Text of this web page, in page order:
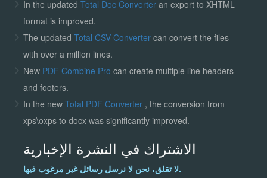
In the updated Total Doc Converter an export to XHTML
format is improved.
The updated Total CSV Convertercan convert the files
with over a million lines.
New PDF Combine Pro can create multiple line headers
and footers.
In the new Total PDF Converter , the conversion from
xps\oxps to docx was significantly improved.
الاشتراك في النشرة الإخبارية
لا تقلق، نحن لا نرسل رسائل غير مرغوب فيها.